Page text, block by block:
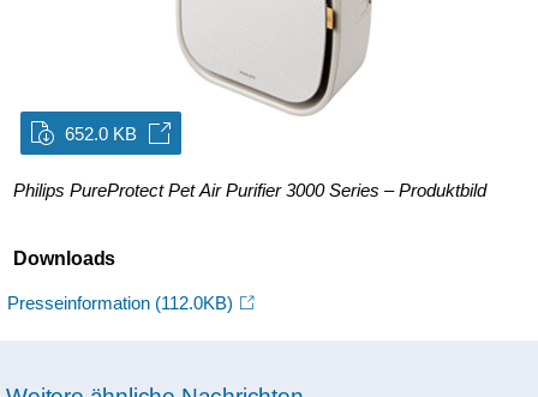
652.0 KB
Philips PureProtect Pet Air Purifier 3000 Series – Produktbild
Downloads
Presseinformation (112.0KB)